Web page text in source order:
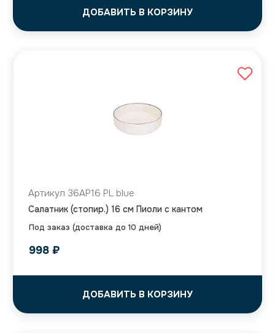
ДОБАВИТЬ В КОРЗИНУ
Под заказ (доставка до 10 дней)
Артикул 36AP16 PL blue
Салатник (стопир.) 16 см Пиоли с кантом
998 ₽
ДОБАВИТЬ В КОРЗИНУ